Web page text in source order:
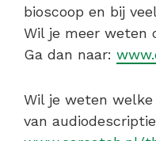
bioscoop en bij
Wil je meer weten
Ga dan naar:
Wil je weten
van